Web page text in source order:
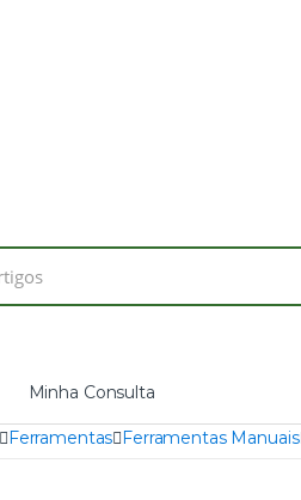
Minha Consulta
Ferramentas Ferramentas Manuais